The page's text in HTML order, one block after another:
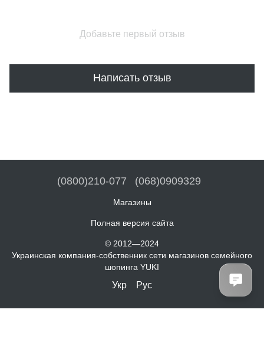
Добавьте первый отзыв
Написать отзыв
(0800)210-077 (068)0909329
Магазины
Полная версия сайта
© 2012—2024
Украинская компания-собственник сети магазинов семейного
шопинга YUKI
Укр Рус